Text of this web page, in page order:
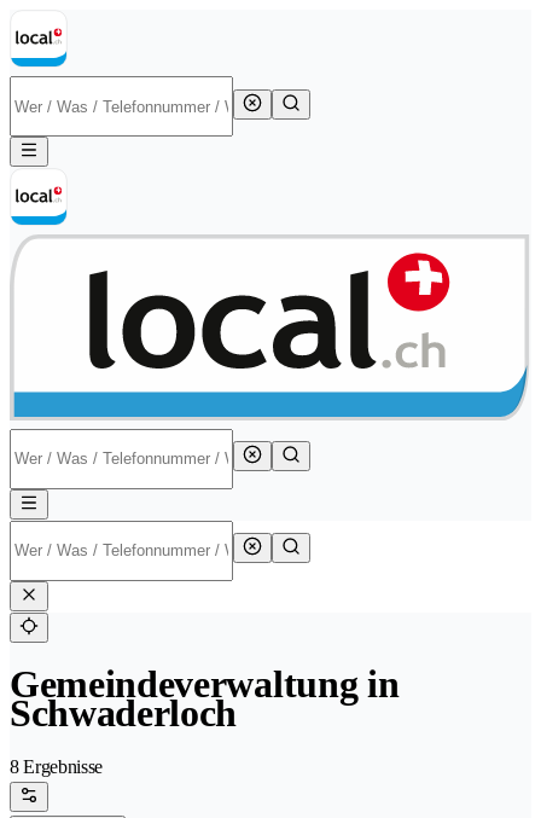
Gemeindeverwaltung in
Schwaderloch
8 Ergebnisse